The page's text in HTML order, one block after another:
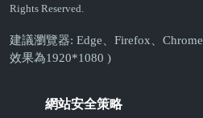
Rights Reserved.
建議瀏覽器: Edge、Firefox、
效果為1920*1080 )
網站安全策略